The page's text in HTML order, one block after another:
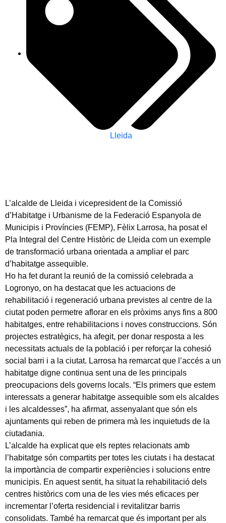
Lleida
L’alcalde de Lleida i vicepresident de la Comissió
d’Habitatge i Urbanisme de la Federació Espanyola de
Municipis i Províncies (FEMP), Fèlix Larrosa, ha posat el
Pla Integral del Centre Històric de Lleida com un exemple
de transformació urbana orientada a ampliar el parc
d’habitatge assequible.
Ho ha fet durant la reunió de la comissió celebrada a
Logronyo, on ha destacat que les actuacions de
rehabilitació i regeneració urbana previstes al centre de la
ciutat poden permetre aflorar en els pròxims anys fins a 800
habitatges, entre rehabilitacions i noves construccions. Són
projectes estratègics, ha afegit, per donar resposta a les
necessitats actuals de la població i per reforçar la cohesió
social barri i a la ciutat. Larrosa ha remarcat que l’accés a un
habitatge digne continua sent una de les principals
preocupacions dels governs locals. “Els primers que estem
interessats a generar habitatge assequible som els alcaldes
i les alcaldesses”, ha afirmat, assenyalant que són els
ajuntaments qui reben de primera mà les inquietuds de la
ciutadania.
L’alcalde ha explicat que els reptes relacionats amb
l’habitatge són compartits per totes les ciutats i ha destacat
la importància de compartir experiències i solucions entre
municipis. En aquest sentit, ha situat la rehabilitació dels
centres històrics com una de les vies més eficaces per
incrementar l’oferta residencial i revitalitzar barris
consolidats. També ha remarcat que és important per als